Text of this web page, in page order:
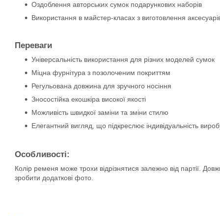
Оздоблення авторських сумок подарункових наборів
Використання в майстер-класах з виготовлення
Переваги
Універсальність використання для різних моделей сумок
Міцна фурнітура з позолоченим покриттям
Регульована довжина для зручного носіння
Зносостійка екошкіра високої якості
Можливість швидкої заміни та зміни стилю
Елегантний вигляд, що підкреслює індивідуальність
Особливості:
Колір ременя може трохи відрізнятися залежно від партії.
зробити додаткові фото.